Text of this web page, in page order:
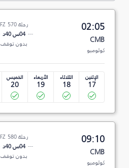
02:05
CMB
كولومبو
رحلة FZ 570
04س 40د
بدون توقف
الإثنين
17
الثلاثاء
18
الأربعاء
19
الخميس
20
09:10
CMB
كولومبو
رحلة FZ 580
04س 40د
بدون توقف